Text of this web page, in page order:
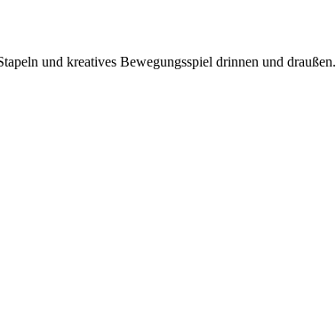
und kreatives Bewegungsspiel drinnen und draußen.